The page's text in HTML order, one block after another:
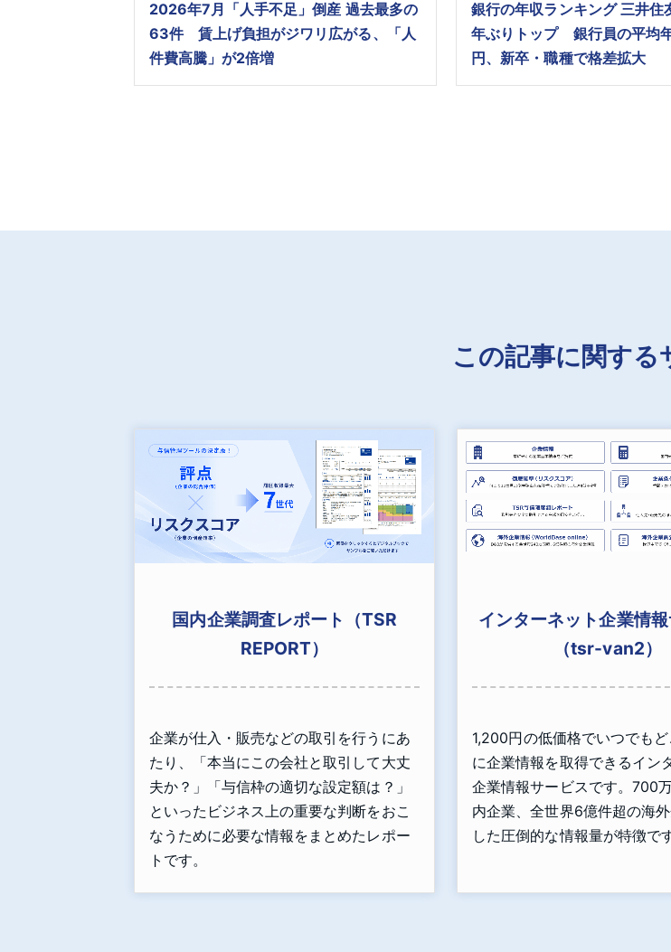
2026年7月「人手不足」倒産 過去最多の
63件 賃上げ負担がジワリ広がる、「人
件費高騰」が2倍増
銀行の年収ランキング 三井住
年ぶりトップ 銀行員の平均
円、新卒・職種で格差拡大
この記事に関する
国内企業調査レポート（TSR
REPORT）
企業が仕入・販売などの取引を行うにあ
たり、「本当にこの会社と取引して大丈
夫か？」「与信枠の適切な設定額は？」
といったビジネス上の重要な判断をおこ
なうために必要な情報をまとめたレポー
トです。
インターネット企業情
（tsr-van2）
1,200円の低価格でいつでも
に企業情報を取得できるイン
企業情報サービスです。700
内企業、全世界6億件超の海
した圧倒的な情報量が特徴です